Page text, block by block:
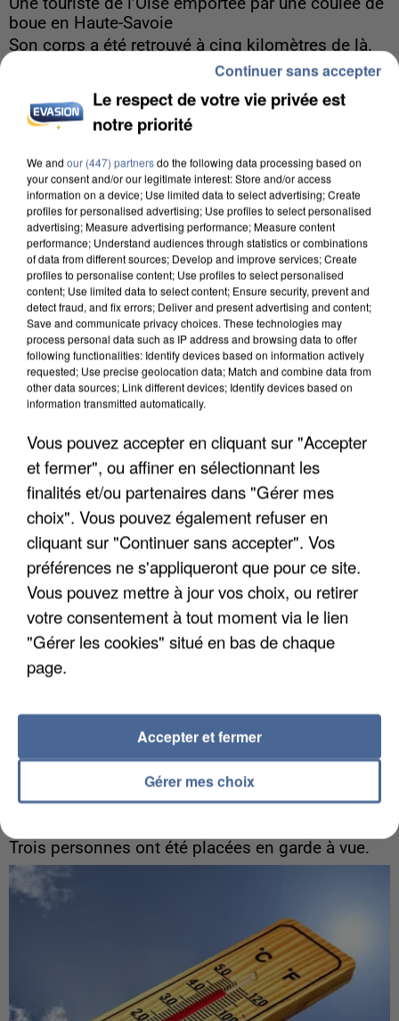
boue en Haute-Savoie
Son corps a été retrouvé à cinq kilomètres de là.
5 août 2026
L’un des fondateurs supposés de la DZ Mafia
interpellé en Algérie
Il est soupçonné d'y avoir mené ses opérations en
France.
Une enquête ouverte à Marseille après la
Trois personnes ont été placées en garde à vue.
Le respect de votre vie privée est
notre priorité
We and our (447) partnersdo the following data processing based on
your consent and/or our legitimate interest: Store and/or access
information on a device; Use limited data to select advertising; Create
profiles for personalised advertising; Use profiles to select personalised
advertising; Measure advertising performance; Measure content
performance; Understand audiences through statistics or combinations
of data from different sources; Develop and improve services; Create
profiles to personalise content; Use profiles to select personalised
content; Use limited data to select content; Ensure security, prevent and
detect fraud, and fix errors; Deliver and present advertising and content;
Save and communicate privacy choices. These technologies may
process personal data such as IP address and browsing data to offer
following functionalities: Identify devices based on information actively
requested; Use precise geolocation data; Match and combine data from
other data sources; Link different devices; Identify devices based on
information transmitted automatically.
Vous pouvez accepter en cliquant sur "Accepter
et fermer", ou affiner en sélectionnant les
finalités et/ou partenaires dans "Gérer mes
choix". Vous pouvez également refuser en
cliquant sur "Continuer sans accepter". Vos
préférences ne s'appliqueront que pour ce site.
Vous pouvez mettre à jour vos choix, ou retirer
votre consentement à tout moment via le lien
"Gérer les cookies" situé en bas de chaque
page.
Gérer mes choix
Accepter et fermer
Continuer sans accepter